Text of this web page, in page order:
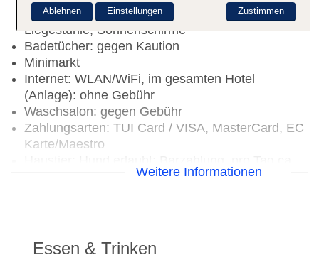
Outdoor, beheizbar: November - März, Liegen,
Liegestühle, Sonnenschirme
Badetücher: gegen Kaution
Minimarkt
Internet: WLAN/WiFi, im gesamten Hotel
(Anlage): ohne Gebühr
Waschsalon: gegen Gebühr
Zahlungsarten: TUI Card / VISA, MasterCard, EC
Karte/Maestro
15 EUR, Gewicht bis max. 5 kg
Tagungseinrichtungen: Konferenzräume: 1,
klimatisierte Tagungsräume
Weitere Informationen
Essen & Trinken
Zustimmen
Ablehnen Einstellungen